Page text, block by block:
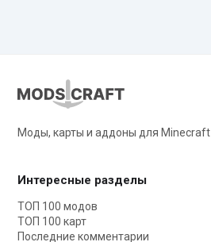
Моды, карты и аддоны для Minecraft
Интересные разделы
ТОП 100 модов
ТОП 100 карт
Последние комментарии